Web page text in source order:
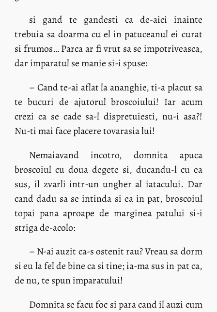
si gand te gandesti ca de-aici inainte
trebuia sa doarma cu el in patuceanul ei curat
si frumos… Parca ar fi vrut sa se impotriveasca,
dar imparatul se manie si-i spuse:
– Cand te-ai aflat la ananghie, ti-a placut sa
te bucuri de ajutorul broscoiului! Iar acum
crezi ca se cade sa-l dispretuiesti, nu-i asa?!
Nu-ti mai face placere tovarasia lui!
Nemaiavand incotro, domnita apuca
broscoiul cu doua degete si, ducandu-l cu ea
sus, il zvarli intr-un ungher al iatacului. Dar
cand dadu sa se intinda si ea in pat, broscoiul
topai pana aproape de marginea patului si-i
striga de-acolo:
– N-ai auzit ca-s ostenit rau? Vreau sa dorm
si eu la fel de bine ca si tine; ia-ma sus in pat ca,
de nu, te spun imparatului!
Domnita se facu foc si para cand il auzi cum